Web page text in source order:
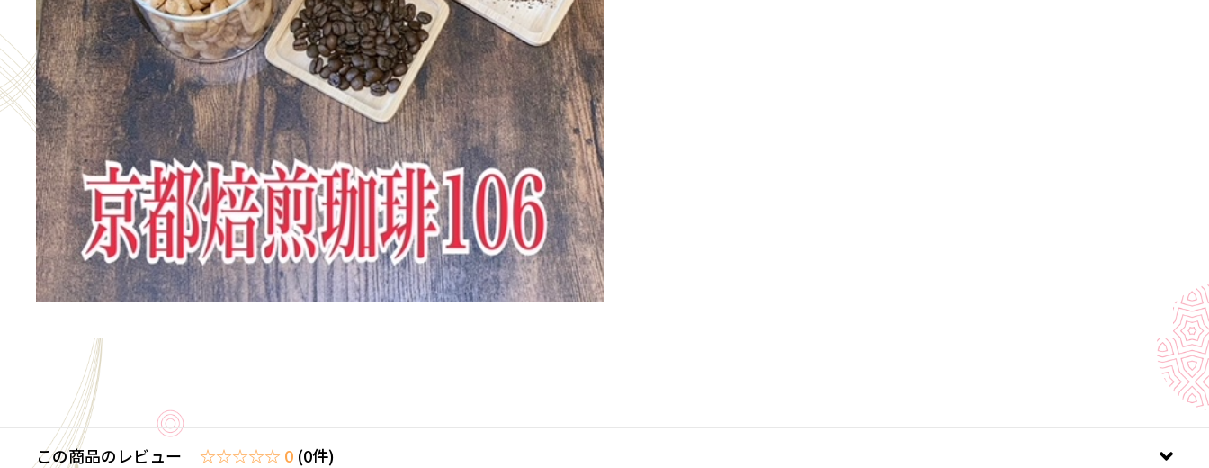
この商品のレビュー ☆☆☆☆☆ 0 (0件)